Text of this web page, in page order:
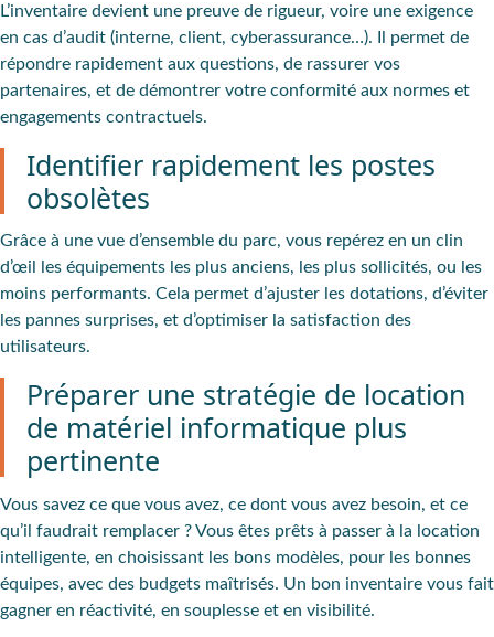
L’inventaire devient une preuve de rigueur, voire une exigence
en cas d’audit (interne, client, cyberassurance…). Il permet de
répondre rapidement aux questions, de rassurer vos
partenaires, et de démontrer votre conformité aux normes et
engagements contractuels.
Identifier rapidement les postes
obsolètes
Grâce à une vue d’ensemble du parc, vous repérez en un clin
d’œil les équipements les plus anciens, les plus sollicités, ou les
moins performants. Cela permet d’ajuster les dotations, d’éviter
les pannes surprises, et d’optimiser la satisfaction des
utilisateurs.
Préparer une stratégie de location
de matériel informatique plus
pertinente
Vous savez ce que vous avez, ce dont vous avez besoin, et ce
qu’il faudrait remplacer ? Vous êtes prêts à passer à la location
intelligente, en choisissant les bons modèles, pour les bonnes
équipes, avec des budgets maîtrisés. Un bon inventaire vous fait
gagner en réactivité, en souplesse et en visibilité.